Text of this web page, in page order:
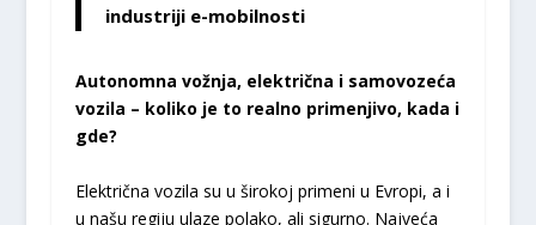
industriji e-mobilnosti
Autonomna vožnja, električna i samovozeća
vozila – koliko je to realno primenjivo, kada i
gde?
Električna vozila su u širokoj primeni u Evropi, a i
u našu regiju ulaze polako, ali sigurno. Najveća